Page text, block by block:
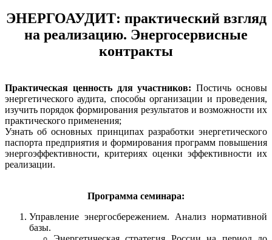
ЭНЕРГОАУДИТ: практический взгляд
на реализацию. Энергосервисные
контракты
Практическая ценность для участников: Постичь основы
энергетического аудита, способы организации и проведения,
изучить порядок формирования результатов и возможности их
практического применения;
Узнать об основных принципах разработки энергетического
паспорта предприятия и формирования программ повышения
энергоэффективности, критериях оценки эффективности их
реализации.
Программа семинара:
Управление энергосбережением. Анализ нормативной
базы.